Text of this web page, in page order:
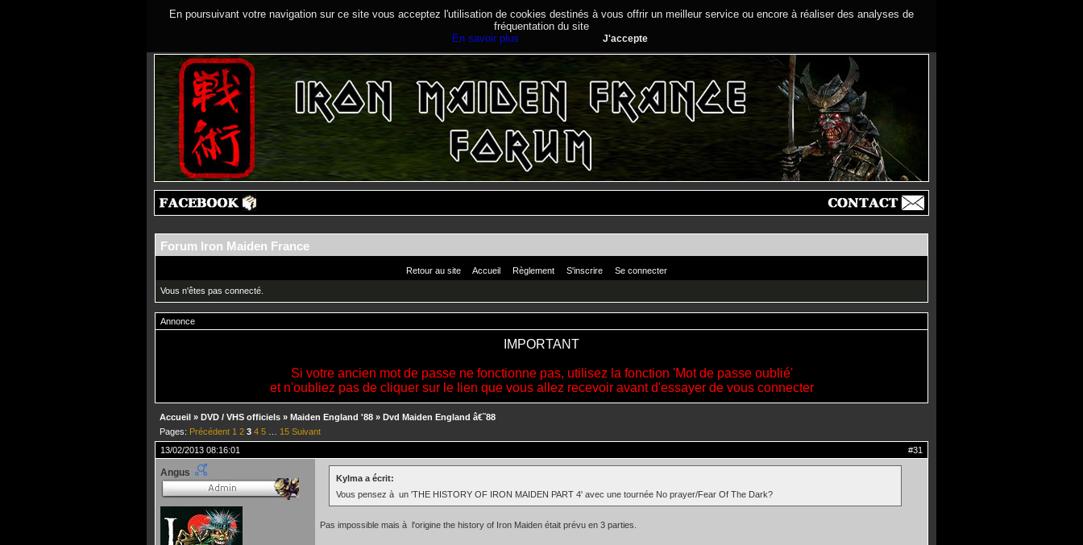
En poursuivant votre navigation sur ce site vous acceptez l'utilisation de cookies destinés à vous offrir un meilleur service ou encore à réaliser des analyses de
fréquentation du site
En savoir plus
J'accepte
Forum Iron Maiden France
Retour au site Accueil Règlement S'inscrire Se connecter
Vous n'êtes pas connecté.
Annonce
IMPORTANT
Si votre ancien mot de passe ne fonctionne pas, utilisez la fonction 'Mot de passe oublié'
et n'oubliez pas de cliquer sur le lien que vous allez recevoir avant d'essayer de vous connecter
Accueil » DVD / VHS officiels » Maiden England '88 » Dvd Maiden England â€˜88
Pages: Précédent 1 2 3 4 5 15 Suivant
#31
13/02/2013 08:16:01
Angus
Kylma a écrit:
Vous pensez à un 'THE HISTORY OF IRON MAIDEN PART 4' avec une tournée No prayer/Fear Of The Dark?
Pas impossible mais à l'origine the history of Iron Maiden était prévu en 3 parties.